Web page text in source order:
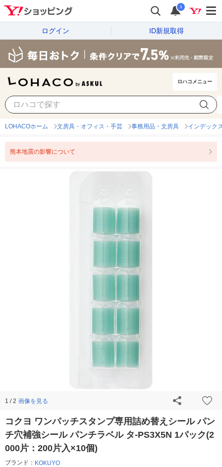
i
ログイン ID新規取得
ロハコメニュー
LOHACOホーム 文房具・オフィス・手芸 事務用品・文房具 インデック
熊本地震の影響について
1 / 2 画像を見る
コクヨ ワンパッチスタンプ専用詰め替えシール パン
チ穴補強シール パンチラベル タ-PS3X5N 1パック(2
000片：200片入×10個)
ブランド： KOKUYO